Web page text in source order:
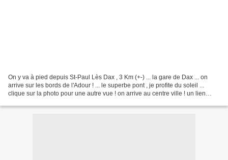
On y va à pied depuis St-Paul Lès Dax , 3 Km (+-) ... la gare de Dax ... on
arrive sur les bords de l'Adour ! ... le superbe pont , je profite du soleil ...
clique sur la photo pour une autre vue ! on arrive au centre ville ! un lien